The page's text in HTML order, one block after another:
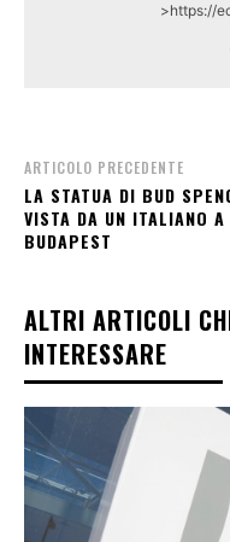
>https://
ARTICOLO PRECEDENTE
LA STATUA DI BUD
VISTA DA UN ITALIANO A
BUDAPEST
ALTRI ARTICOLI
INTERESSARE